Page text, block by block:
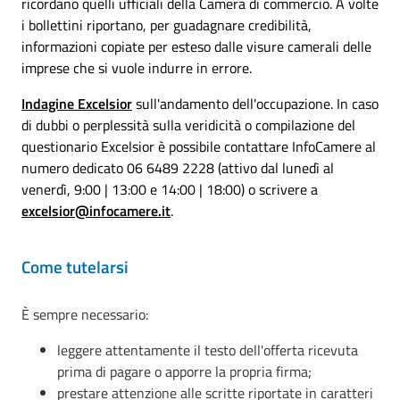
i bollettini riportano, per guadagnare credibilità,
informazioni copiate per esteso dalle visure camerali delle
imprese che si vuole indurre in errore.
Indagine Excelsiorsull'andamento dell'occupazione. In caso
di dubbi o perplessità sulla veridicità o compilazione del
questionario Excelsior è possibile contattare InfoCamere al
numero dedicato 06 6489 2228 (attivo dal lunedì al
venerdì, 9:00 | 13:00 e 14:00 | 18:00) o scrivere a
excelsior@infocamere.it.
Come tutelarsi
È sempre necessario:
leggere attentamente il testo dell'offerta ricevuta
prima di pagare o apporre la propria firma;
prestare attenzione alle scritte riportate in caratteri